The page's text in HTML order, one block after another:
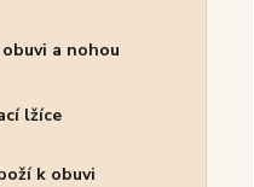
a nohou
lžíce
k obuvi